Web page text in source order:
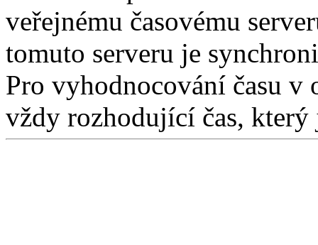
veřejnému časovému
tomuto serveru je
Pro vyhodnocování času v
vždy rozhodující čas, který